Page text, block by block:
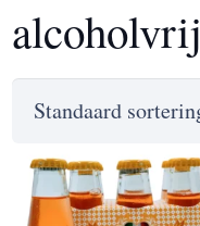
alcoholvrij